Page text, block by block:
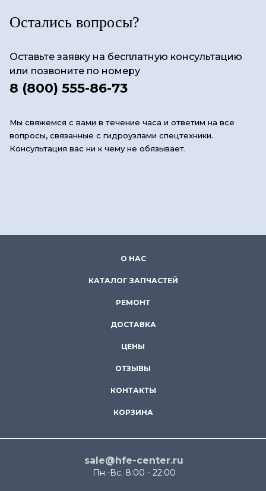
Остались вопросы?
Оставьте заявку на бесплатную консультацию
или позвоните по номеру
8 (800) 555-86-73
Мы свяжемся с вами в течение часа и ответим на все
вопросы, связанные с гидроузлами спецтехники.
Консультация вас ни к чему не обязывает.
О НАС
КАТАЛОГ ЗАПЧАСТЕЙ
РЕМОНТ
ДОСТАВКА
ЦЕНЫ
ОТЗЫВЫ
КОНТАКТЫ
КОРЗИНА
sale@hfe-center.ru
Пн.-Вс. 8:00 - 22:00